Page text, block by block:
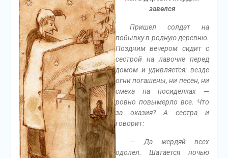
завелся
Пришел солдат на
побывку в родную деревню.
Поздним вечером сидит с
сестрой на лавочке перед
домом и удивляется: везде
огни погашены, ни песен, ни
смеха на посиделках —
ровно повымерло все. Что
за оказия? А сестра и
говорит:
— Да жердяй всех
одолел. Шатается ночью